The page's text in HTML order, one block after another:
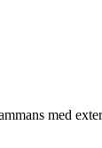
med